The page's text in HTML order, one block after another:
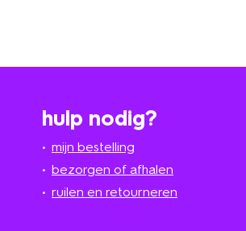
hulp nodig?
mijn bestelling
bezorgen of afhalen
ruilen en retourneren